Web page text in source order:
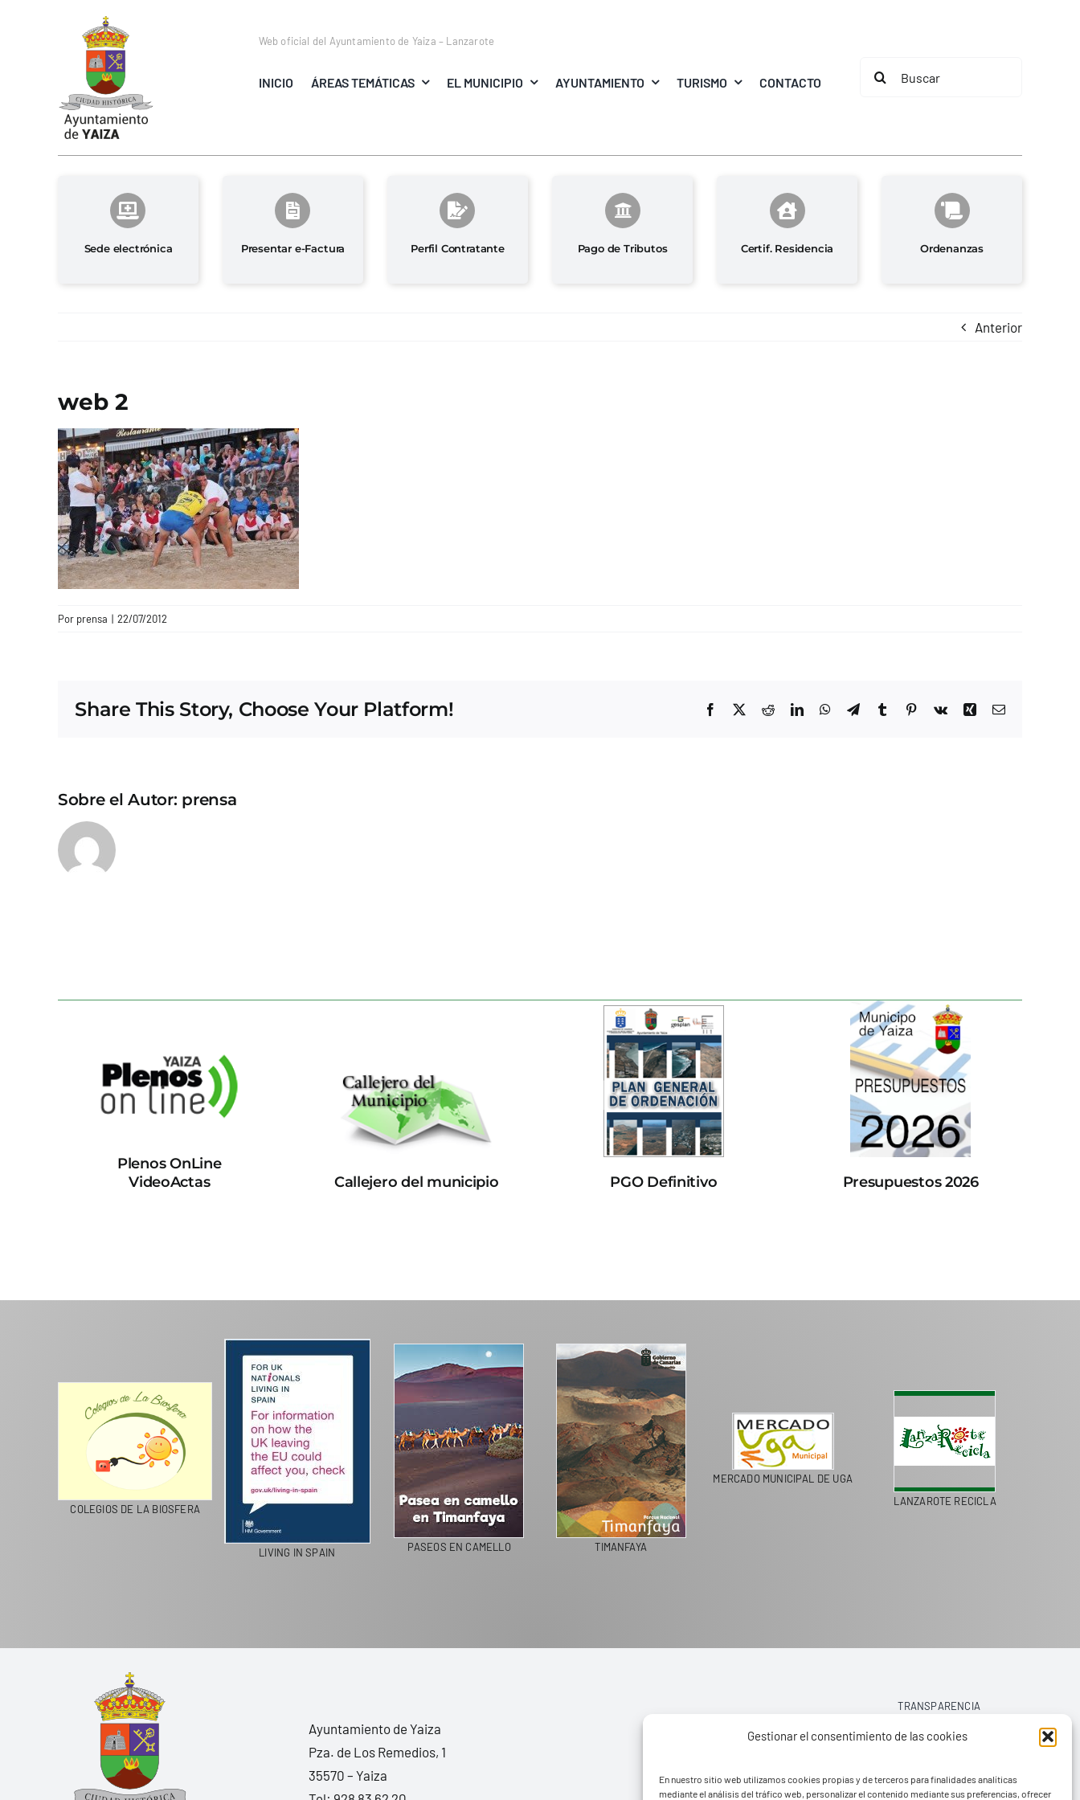
Gestionar el consentimiento de las cookies
En nuestro sitio web utilizamos cookies propias y de terceros para finalidades analíticas
mediante el análisis del tráfico web, personalizar el contenido mediante sus preferencias, ofrecer
Web oficial del Ayuntamiento de Yaiza – Lanzarote
INICIO ÁREAS TEMÁTICAS EL MUNICIPIO AYUNTAMIENTO TURISMO CONTACTO
Buscar:
Sede electrónica Presentar e-Factura Perfil Contratante Pago de Tributos Certif. Residencia Ordenanzas
Anterior
web 2
Por prensa | 22/07/2012
Share This Story, Choose Your Platform! Facebook
X RedditLinkedInWhatsApp
TelegramTumblrPinterest
Vk Xing Correo
Sobre el Autor: prensa
Plenos OnLine
VideoActas
Callejero del municipio PGO Definitivo Presupuestos 2026
COLEGIOS DE LA BIOSFERA
LIVING IN SPAIN PASEOS EN CAMELLO TIMANFAYA
MERCADO MUNICIPAL DE UGA
LANZAROTE RECICLA
Ayuntamiento de Yaiza
Pza. de Los Remedios, 1
35570 – Yaiza
TRANSPARENCIA
AVISO LEGAL
POLÍTICA DE PRIVACIDAD